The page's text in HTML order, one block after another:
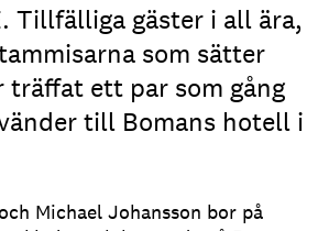
Tillfälliga gäster i all ära,
som sätter
träffat ett par som gång
till Bomans hotell i
Michael Johansson bor på